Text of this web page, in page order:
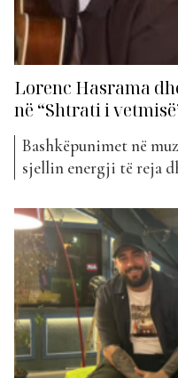
Lorenc Hasrama
në “Shtrati i
Bashkëpunimet në
sjellin energji të reja
Vanesa Sono kanë
projektin e tyre më
Vetmisë”. Kënga vjen
ngarkuar...